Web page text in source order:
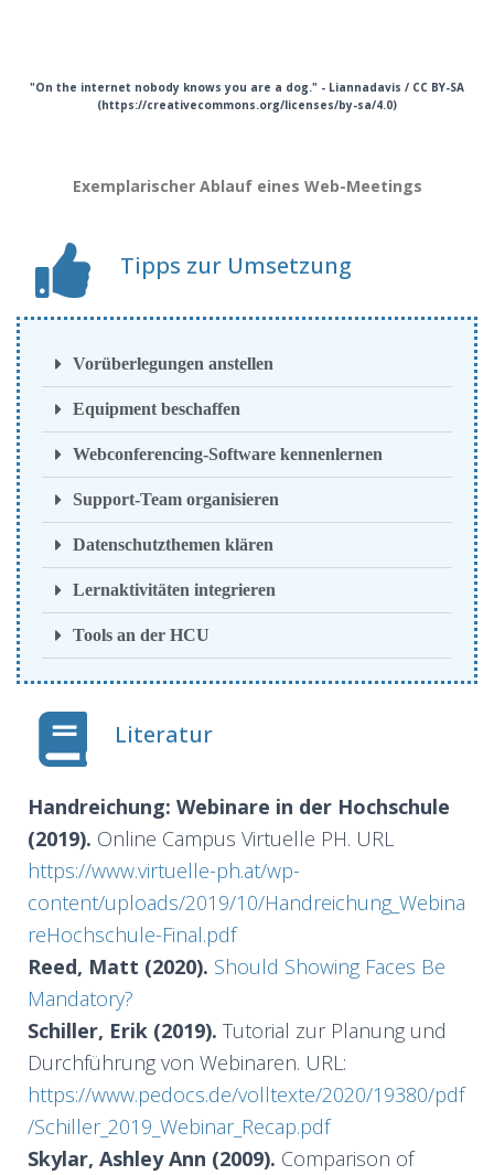
"On the internet nobody knows you are a dog." - Liannadavis / CC BY-SA
(https://creativecommons.org/licenses/by-sa/4.0)
Exemplarischer Ablauf eines Web-Meetings
Tipps zur Umsetzung
Vorüberlegungen anstellen
Equipment beschaffen
Webconferencing-Software kennenlernen
Support-Team organisieren
Datenschutzthemen klären
Lernaktivitäten integrieren
Tools an der HCU
Literatur
Handreichung: Webinare in der Hochschule
(2019). Online Campus Virtuelle PH. URL
https://www.virtuelle-ph.at/wp-
content/uploads/2019/10/Handreichung_Webina
reHochschule-Final.pdf
Reed, Matt (2020). Should Showing Faces Be
Mandatory?
Schiller, Erik (2019). Tutorial zur Planung und
Durchführung von Webinaren. URL:
https://www.pedocs.de/volltexte/2020/19380/pdf
/Schiller_2019_Webinar_Recap.pdf
Skylar, Ashley Ann (2009). Comparison of